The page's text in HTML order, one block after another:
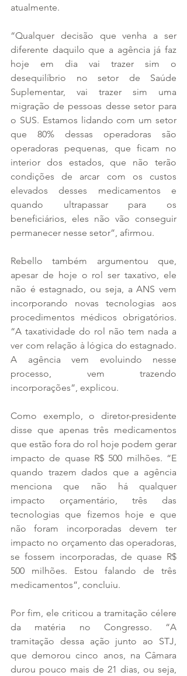
atualmente.
“Qualquer decisão que venha a ser
diferente daquilo que a agência já faz
hoje em dia vai trazer sim o
desequilíbrio no setor de Saúde
Suplementar, vai trazer sim uma
migração de pessoas desse setor para
o SUS. Estamos lidando com um setor
que 80% dessas operadoras são
operadoras pequenas, que ficam no
interior dos estados, que não terão
condições de arcar com os custos
elevados desses medicamentos e
quando ultrapassar para os
beneficiários, eles não vão conseguir
permanecer nesse setor”, afirmou.
Rebello também argumentou que,
apesar de hoje o rol ser taxativo, ele
não é estagnado, ou seja, a ANS vem
incorporando novas tecnologias aos
procedimentos médicos obrigatórios.
“A taxatividade do rol não tem nada a
ver com relação à lógica do estagnado.
A agência vem evoluindo nesse
processo, vem trazendo
incorporações”, explicou.
Como exemplo, o diretor-presidente
disse que apenas três medicamentos
que estão fora do rol hoje podem gerar
impacto de quase R$ 500 milhões. “E
quando trazem dados que a agência
menciona que não há qualquer
impacto orçamentário, três das
tecnologias que fizemos hoje e que
não foram incorporadas devem ter
impacto no orçamento das operadoras,
se fossem incorporadas, de quase R$
500 milhões. Estou falando de três
medicamentos”, concluiu.
Por fim, ele criticou a tramitação célere
da matéria no Congresso. “A
tramitação dessa ação junto ao STJ,
que demorou cinco anos, na Câmara
durou pouco mais de 21 dias, ou seja,